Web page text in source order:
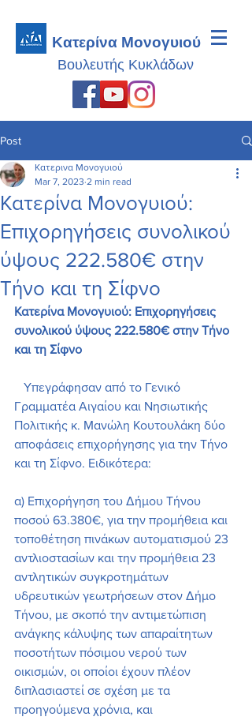
Κατερίνα Μονογυιού
Βουλευτής Κυκλάδων
Post
Κατερίνα Μονογυιού:
Επιχορηγήσεις συνολικού
ύψους 222.580€ στην
Τήνο και τη Σίφνο
Κατερινα Μονογυιού
Mar 7, 2023 2 min read
Κατερίνα Μονογυιού: Επιχορηγήσεις
συνολικού ύψους 222.580€ στην Τήνο
και τη Σίφνο
Γραμματέα Αιγαίου και Νησιωτικής
Πολιτικής κ. Μανώλη Κουτουλάκη δύο
αποφάσεις επιχορήγησης για την Τήνο
και τη Σίφνο. Ειδικότερα:
α) Επιχορήγηση του Δήμου Τήνου
ποσού 63.380€, για την προμήθεια και
τοποθέτηση πινάκων αυτοματισμού 23
αντλιοστασίων και την προμήθεια 23
αντλητικών συγκροτημάτων
υδρευτικών γεωτρήσεων στον Δήμο
Τήνου, με σκοπό την αντιμετώπιση
ανάγκης κάλυψης των απαραίτητων
ποσοτήτων πόσιμου νερού των
οικισμών, οι οποίοι έχουν πλέον
διπλασιαστεί σε σχέση με τα
προηγούμενα χρόνια, και